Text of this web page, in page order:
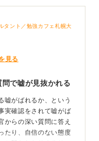
し、内定後のバックグ
「小さな経験を解像
ょう。
→8分に短縮した」な
、学業・個人プロジェ
ルバイトでの短期集中
タント／勉強カフェ札幌大
見る
で嘘が見抜かれる
嘘がばれるか、という
実確認をされて嘘がば
からの深い質問に答え
たり、自信のない態度